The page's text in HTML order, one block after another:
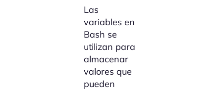
Las
variables en
Bash se
utilizan para
almacenar
valores que
pueden